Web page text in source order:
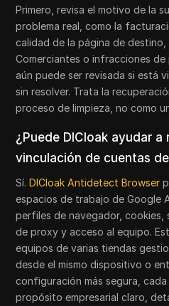
Primero, revisa el motivo de la
problema real, como la
calidad de la página de
Comerciantes o infracciones
aún puede ser revisada si está
sin resolver. Trata la
proceso de limpieza, no como
¿Puede DICloak ayudar
vinculación de cuentas
Sí.DICloak Antidetect Browser
espacios de trabajo de Google
perfiles de navegador, cookies,
de proxy y acceso al equipo.
equipos de varias tiendas
desde el mismo dispositivo o
configuración más segura,
propósito empresarial claro,